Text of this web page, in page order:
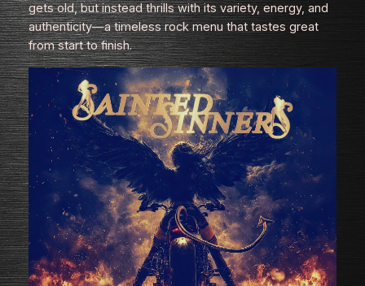
gets old, but instead thrills with its variety, energy, and
authenticity—a timeless rock menu that tastes great
from start to finish.